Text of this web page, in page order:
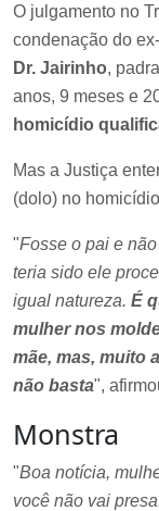
O julgamento no
condenação do
Dr. Jairinho,
anos, 9 meses e
homicídio
Mas a Justiça
(dolo) no
"Fosse o pai e
teria sido ele
igual natureza. É
mulher nos
mãe, mas, muito
não basta",
Monstra
"Boa notícia,
você não vai